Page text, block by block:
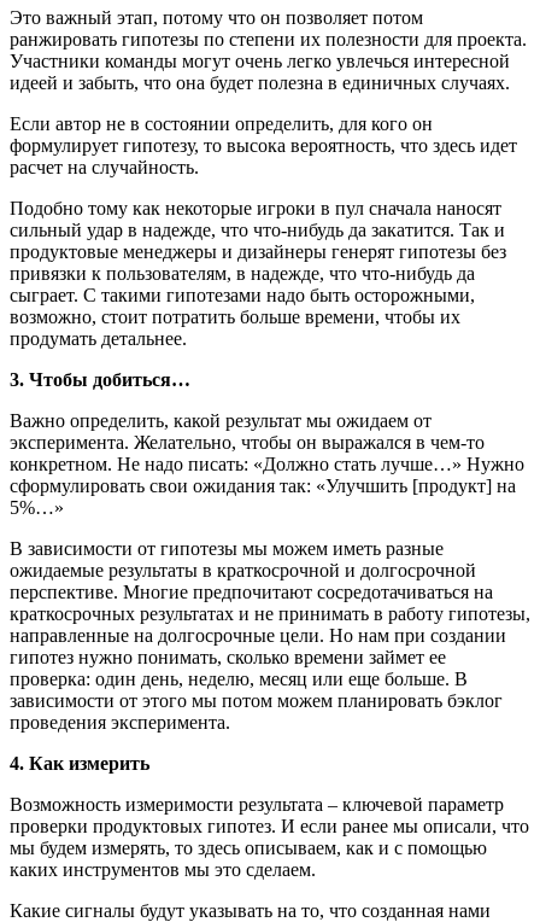
Это важный этап, потому что он позволяет потом
ранжировать гипотезы по степени их полезности для проекта.
Участники команды могут очень легко увлечься интересной
идеей и забыть, что она будет полезна в единичных случаях.
Если автор не в состоянии определить, для кого он
формулирует гипотезу, то высока вероятность, что здесь идет
расчет на случайность.
Подобно тому как некоторые игроки в пул сначала наносят
сильный удар в надежде, что что-нибудь да закатится. Так и
продуктовые менеджеры и дизайнеры генерят гипотезы без
привязки к пользователям, в надежде, что что-нибудь да
сыграет. С такими гипотезами надо быть осторожными,
возможно, стоит потратить больше времени, чтобы их
продумать детальнее.
3. Чтобы добиться…
Важно определить, какой результат мы ожидаем от
эксперимента. Желательно, чтобы он выражался в чем-то
конкретном. Не надо писать: «Должно стать лучше…» Нужно
сформулировать свои ожидания так: «Улучшить [продукт] на
5%…»
В зависимости от гипотезы мы можем иметь разные
ожидаемые результаты в краткосрочной и долгосрочной
перспективе. Многие предпочитают сосредотачиваться на
краткосрочных результатах и не принимать в работу гипотезы,
направленные на долгосрочные цели. Но нам при создании
гипотез нужно понимать, сколько времени займет ее
проверка: один день, неделю, месяц или еще больше. В
зависимости от этого мы потом можем планировать бэклог
проведения эксперимента.
4. Как измерить
Возможность измеримости результата – ключевой параметр
проверки продуктовых гипотез. И если ранее мы описали, что
мы будем измерять, то здесь описываем, как и с помощью
каких инструментов мы это сделаем.
Какие сигналы будут указывать на то, что созданная нами